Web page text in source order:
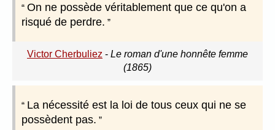
On ne possède véritablement que ce qu'on a
risqué de perdre.
Victor Cherbuliez - Le roman d'une honnête femme
(1865)
La nécessité est la loi de tous ceux qui ne se
possèdent pas.